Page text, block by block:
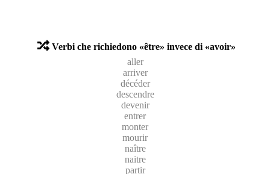
Verbi che richiedono «être» invece di «avoir»
aller
arriver
décéder
descendre
devenir
entrer
monter
mourir
naître
naitre
partir